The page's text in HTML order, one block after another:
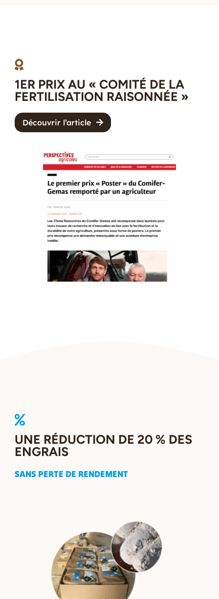
1ER PRIX AU « COMITÉ DE LA
FERTILISATION RAISONNÉE »
Découvrir l’article
UNE RÉDUCTION DE 20 % DES
ENGRAIS
SANS PERTE DE RENDEMENT